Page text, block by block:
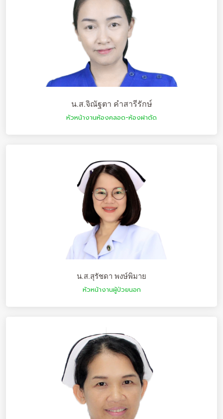
น.ส.จิณัฐตา คำสารีรักษ์
หัวหน้างานห้องคลอด-ห้องฝาตัด
น.ส.สุรัชดา พงษ์พิมาย
หัวหน้างานผู้ป่วยนอก